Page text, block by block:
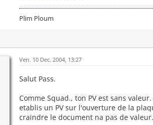
Plim Ploum
Ven. 10 Dec. 2004, 13:27
Salut Pass.
Comme Squad., ton PV est sans
etablis un PV sur l'ouverture de la
craindre le document na pas de